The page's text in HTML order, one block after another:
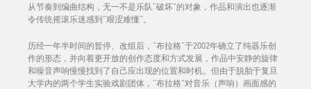
从节奏到编曲结构，无一不是乐队“破坏”的对象，作品和演出也逐渐
令传统摇滚乐迷感到“艰涩难懂”。
历经一年半时间的暂停、改组后，“布拉格”于2002年确立了纯器乐创
作的形态，并向着更开放的创作态度和方式发展，作品中安静的旋律
和噪音声响慢慢找到了自己应出现的位置和时机。但由于脱胎于复旦
大学内的两个学生实验戏剧团体，“布拉格”对音乐（声响）画面感的